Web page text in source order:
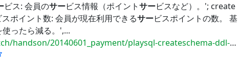
ビス: 会員のサービス情報（ポイントサービスなど）。'; create
スポイント数: 会員が現在利用できるサービスポイントの数。 基
ったら減る。',...
20140601_payment/playsql-createschema-ddl-1st.zip